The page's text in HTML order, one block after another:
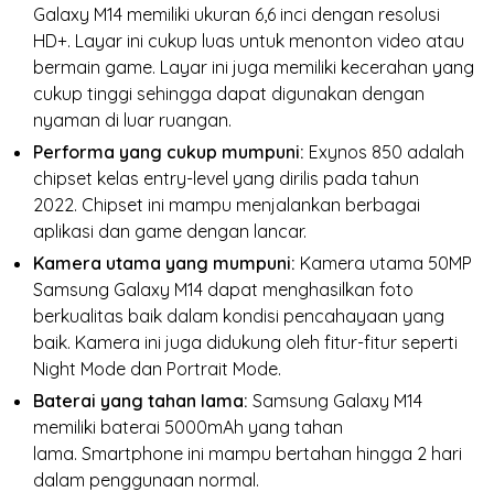
Galaxy M14 memiliki ukuran 6, 6 inci dengan resolusi
HD+. Layar ini cukup luas untuk menonton video atau
bermain game. Layar ini juga memiliki kecerahan yang
cukup tinggi sehingga dapat digunakan dengan
nyaman di luar ruangan.
Performa yang cukup mumpuni: Exynos 850 adalah
chipset kelas entry-level yang dirilis pada tahun
2022. Chipset ini mampu menjalankan berbagai
aplikasi dan game dengan lancar.
Kamera utama yang mumpuni: Kamera utama 50MP
Samsung Galaxy M14 dapat menghasilkan foto
berkualitas baik dalam kondisi pencahayaan yang
baik. Kamera ini juga didukung oleh fitur-fitur seperti
Night Mode dan Portrait Mode.
Baterai yang tahan lama: Samsung Galaxy M14
memiliki baterai 5000mAh yang tahan
lama. Smartphone ini mampu bertahan hingga 2 hari
dalam penggunaan normal.